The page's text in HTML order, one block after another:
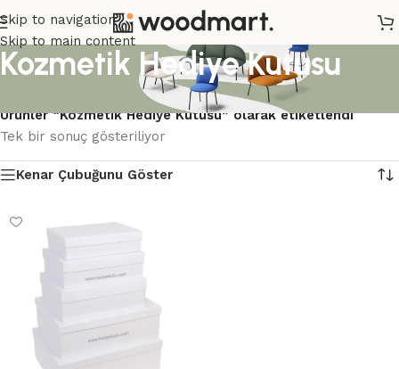
Skip to navigation
Skip to main content
Kozmetik Hediye Kutusu
Ürünler “Kozmetik Hediye Kutusu” olarak etiketlendi
Tek bir sonuç gösteriliyor
Kenar Çubuğunu Göster